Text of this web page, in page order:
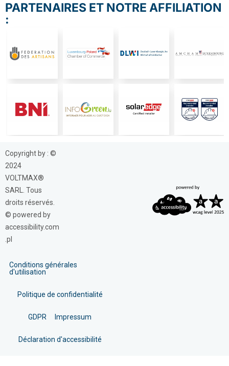
PARTENAIRES ET NOTRE AFFILIATION
:
Copyright by : ©
2024
VOLTMAX®
SARL. Tous
droits réservés.
© powered by
accessibility.com
.pl
Conditions générales
d'utilisation
Politique de confidentialité
GDPR Impressum
Déclaration d'accessibilité